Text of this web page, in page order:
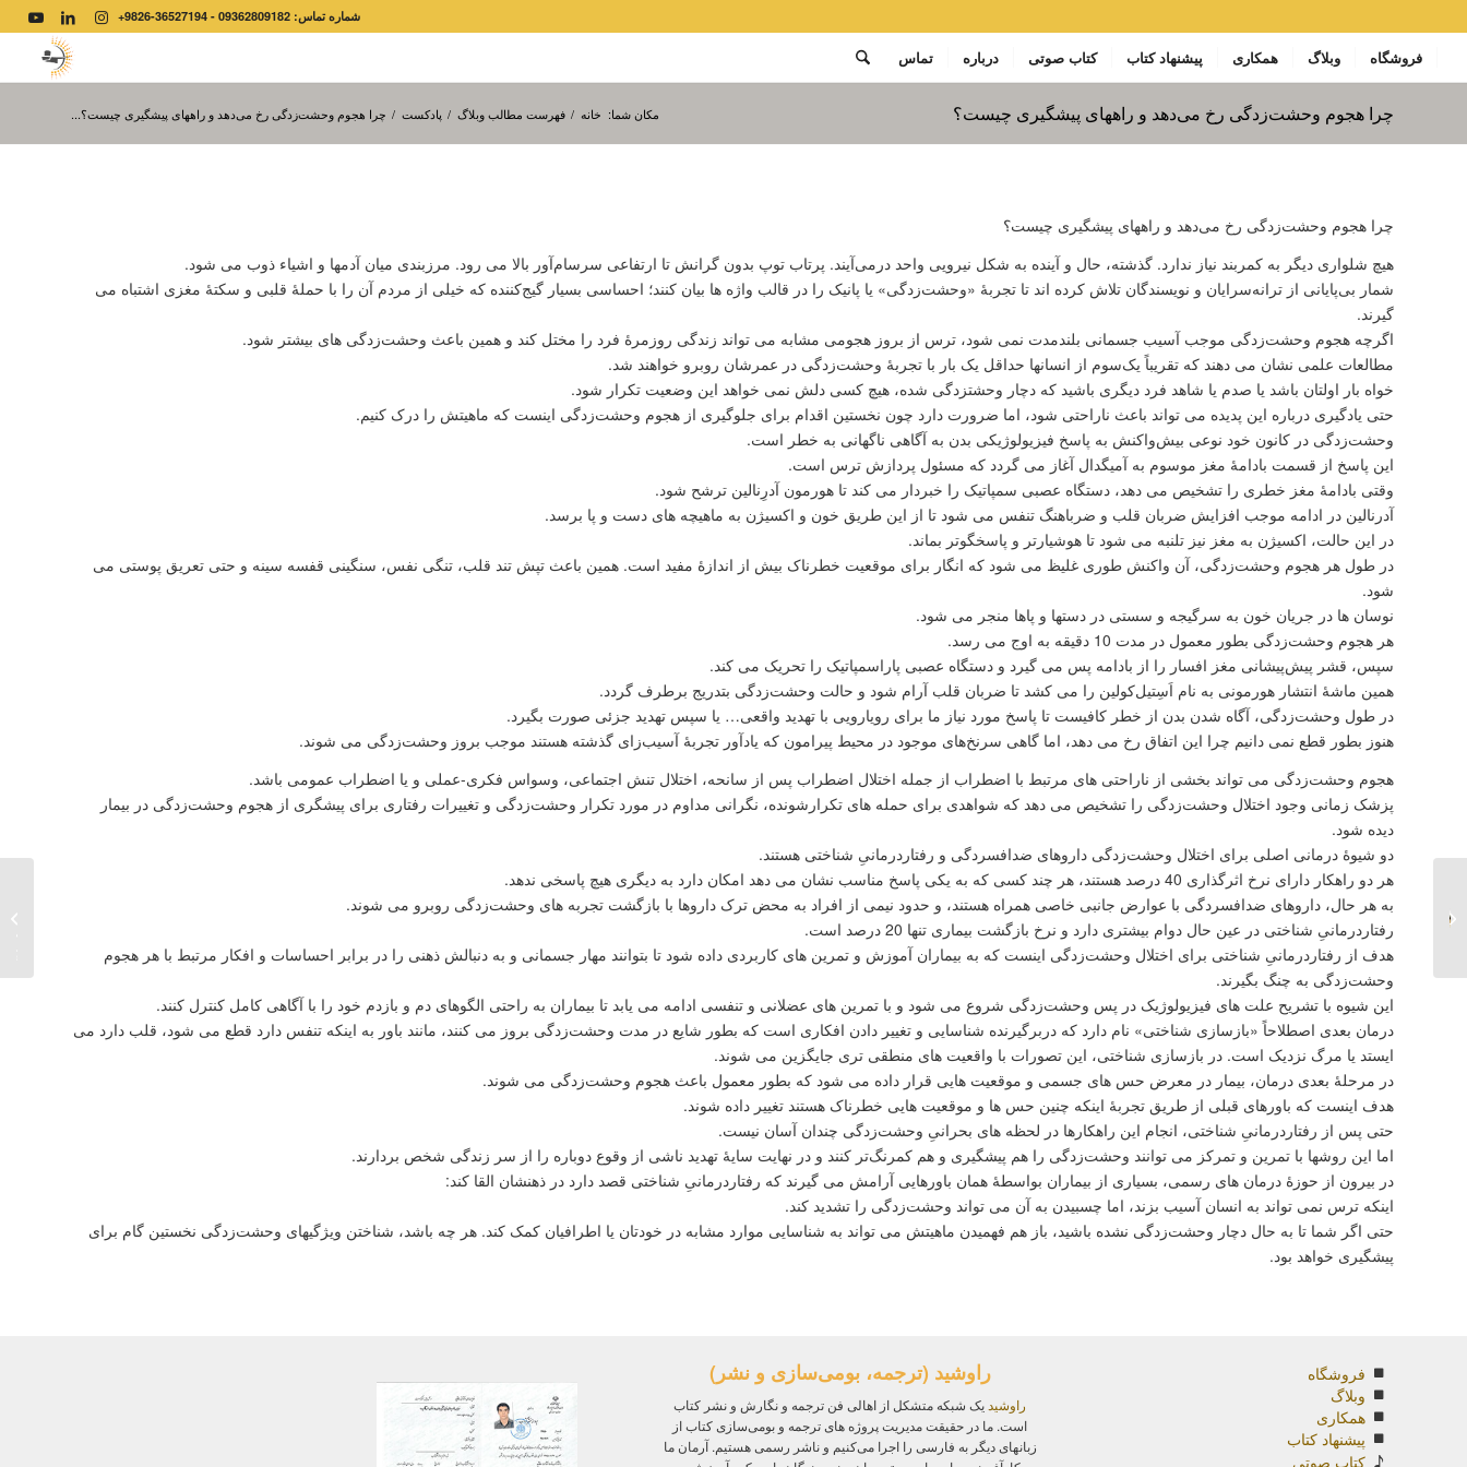
شماره تماس: 09362809182 - 36527194-9826+
فروشگاه وبلاگ همکاری پیشنهاد کتاب کتاب صوتی درباره تماس
چرا هجوم وحشت‌زدگی رخ می‌دهد و راههای پیشگیری چیست؟ مکان شما: خانه / فهرست مطالب وبلاگ / پادکست / چرا هجوم وحشت‌زدگی رخ می‌دهد و راههای پیشگیری چیست؟...
چرا هجوم وحشت‌زدگی رخ می‌دهد و راههای پیشگیری چیست؟
هیچ شلواری دیگر به کمربند نیاز ندارد. گذشته، حال و آینده به شکل نیرویی واحد درمی‌آیند. پرتاب توپ بدون گرانش تا ارتفاعی سرسام‌آور بالا می رود. مرزبندی میان آدمها و اشیاء ذوب می شود.
شمار بی‌پایانی از ترانه‌سرایان و نویسندگان تلاش کرده اند تا تجربۀ «وحشت‌زدگی» یا پانیک را در قالب واژه ها بیان کنند؛ احساسی بسیار گیج‌کننده که خیلی از مردم آن را با حملۀ قلبی و سکتۀ مغزی اشتباه می
گیرند.
اگرچه هجوم وحشت‌زدگی موجب آسیب جسمانی بلندمدت نمی شود، ترس از بروز هجومی مشابه می تواند زندگی روزمرۀ فرد را مختل کند و همین باعث وحشت‌زدگی های بیشتر شود.
مطالعات علمی نشان می دهند که تقریباً یک‌سوم از انسانها حداقل یک بار با تجربۀ وحشت‌زدگی در عمرشان روبرو خواهند شد.
خواه بار اولتان باشد یا صدم یا شاهد فرد دیگری باشید که دچار وحشت‍زدگی شده، هیچ کسی دلش نمی خواهد این وضعیت تکرار شود.
حتی یادگیری درباره این پدیده می تواند باعث ناراحتی شود، اما ضرورت دارد چون نخستین اقدام برای جلوگیری از هجوم وحشت‌زدگی اینست که ماهیتش را درک کنیم.
وحشت‌زدگی در کانون خود نوعی بیش‌واکنش به پاسخ فیزیولوژیکی بدن به آگاهی ناگهانی به خطر است.
این پاسخ از قسمت بادامۀ مغز موسوم به آمیگدال آغاز می گردد که مسئول پردازش ترس است.
وقتی بادامۀ مغز خطری را تشخیص می دهد، دستگاه عصبی سمپاتیک را خبردار می کند تا هورمون آدرِنالین ترشح شود.
آدرنالین در ادامه موجب افزایش ضربان قلب و ضرباهنگ تنفس می شود تا از این طریق خون و اکسیژن به ماهیچه های دست و پا برسد.
در این حالت، اکسیژن به مغز نیز تلنبه می شود تا هوشیارتر و پاسخگوتر بماند.
در طول هر هجوم وحشت‌زدگی، آن واکنش طوری غلیظ می شود که انگار برای موقعیت خطرناک بیش از اندازۀ مفید است. همین باعث تپش تند قلب، تنگی نفس، سنگینی قفسه سینه و حتی تعریق پوستی می
شود.
نوسان ها در جریان خون به سرگیجه و سستی در دستها و پاها منجر می شود.
هر هجوم وحشت‌زدگی بطور معمول در مدت 10 دقیقه به اوج می رسد.
سپس، قشر پیش‌پیشانی مغز افسار را از بادامه پس می گیرد و دستگاه عصبی پاراسمپاتیک را تحریک می کند.
همین ماشۀ انتشار هورمونی به نام اَسِتیل‌کولین را می کشد تا ضربان قلب آرام شود و حالت وحشت‌زدگی بتدریج برطرف گردد.
در طول وحشت‌زدگی، آگاه شدن بدن از خطر کافیست تا پاسخ مورد نیاز ما برای رویارویی با تهدید واقعی… یا سپس تهدید جزئی صورت بگیرد.
هنوز بطور قطع نمی دانیم چرا این اتفاق رخ می دهد، اما گاهی سرنخ‌های موجود در محیط پیرامون که یادآور تجربۀ آسیب‌زای گذشته هستند موجب بروز وحشت‌زدگی می شوند.
هجوم وحشت‌زدگی می تواند بخشی از ناراحتی های مرتبط با اضطراب از جمله اختلال اضطراب پس از سانحه، اختلال تنش اجتماعی، وسواس فکری-عملی و یا اضطراب عمومی باشد.
پزشک زمانی وجود اختلال وحشت‌زدگی را تشخیص می دهد که شواهدی برای حمله های تکرارشونده، نگرانی مداوم در مورد تکرار وحشت‌زدگی و تغییرات رفتاری برای پیشگری از هجوم وحشت‌زدگی در بیمار
دیده شود.
دو شیوۀ درمانی اصلی برای اختلال وحشت‌زدگی داروهای ضدافسردگی و رفتاردرمانیِ شناختی هستند.
هر دو راهکار دارای نرخ اثرگذاری 40 درصد هستند، هر چند کسی که به یکی پاسخ مناسب نشان می دهد امکان دارد به دیگری هیچ پاسخی ندهد.
به هر حال، داروهای ضدافسردگی با عوارض جانبی خاصی همراه هستند، و حدود نیمی از افراد به محض ترک داروها با بازگشت تجربه های وحشت‌زدگی روبرو می شوند.
رفتاردرمانیِ شناختی در عین حال دوام بیشتری دارد و نرخ بازگشت بیماری تنها 20 درصد است.
هدف از رفتاردرمانیِ شناختی برای اختلال وحشت‌زدگی اینست که به بیماران آموزش و تمرین های کاربردی داده شود تا بتوانند مهار جسمانی و به دنبالش ذهنی را در برابر احساسات و افکار مرتبط با هر هجوم
وحشت‌زدگی به چنگ بگیرند.
این شیوه با تشریح علت های فیزیولوژیک در پس وحشت‌زدگی شروع می شود و با تمرین های عضلانی و تنفسی ادامه می یابد تا بیماران به راحتی الگوهای دم و بازدم خود را با آگاهی کامل کنترل کنند.
درمان بعدی اصطلاحاً «بازسازی شناختی» نام دارد که دربرگیرنده شناسایی و تغییر دادن افکاری است که بطور شایع در مدت وحشت‌زدگی بروز می کنند، مانند باور به اینکه تنفس دارد قطع می شود، قلب دارد می
ایستد یا مرگ نزدیک است. در بازسازی شناختی، این تصورات با واقعیت های منطقی تری جایگزین می شوند.
در مرحلۀ بعدی درمان، بیمار در معرض حس های جسمی و موقعیت هایی قرار داده می شود که بطور معمول باعث هجوم وحشت‌زدگی می شوند.
هدف اینست که باورهای قبلی از طریق تجربۀ اینکه چنین حس ها و موقعیت هایی خطرناک هستند تغییر داده شوند.
حتی پس از رفتاردرمانیِ شناختی، انجام این راهکارها در لحظه های بحرانیِ وحشت‌زدگی چندان آسان نیست.
اما این روشها با تمرین و تمرکز می توانند وحشت‌زدگی را هم پیشگیری و هم کمرنگ‌تر کنند و در نهایت سایۀ تهدید ناشی از وقوع دوباره را از سر زندگی شخص بردارند.
در بیرون از حوزۀ درمان های رسمی، بسیاری از بیماران بواسطۀ همان باورهایی آرامش می گیرند که رفتاردرمانیِ شناختی قصد دارد در ذهنشان القا کند:
اینکه ترس نمی تواند به انسان آسیب بزند، اما چسبیدن به آن می تواند وحشت‌زدگی را تشدید کند.
حتی اگر شما تا به حال دچار وحشت‌زدگی نشده باشید، باز هم فهمیدن ماهیتش می تواند به شناسایی موارد مشابه در خودتان یا اطرافیان کمک کند. هر چه باشد، شناختن ویژگیهای وحشت‌زدگی نخستین گام برای
پیشگیری خواهد بود.
فروشگاه
وبلاگ
همکاری
پیشنهاد کتاب
کتاب صوتی
راوشید (ترجمه، بومی‌سازی و نشر)
راوشید یک شبکه متشکل از اهالی فن ترجمه و نگارش و نشر کتاب
است. ما در حقیقت مدیریت پروژه‌ های ترجمه و بومی‌سازی کتاب از
زبانهای دیگر به فارسی را اجرا می‌کنیم و ناشر رسمی هستیم. آرمان ما
مفهوم بی‌‌انتهایی در آثار
خورخه لوییس بورخس...